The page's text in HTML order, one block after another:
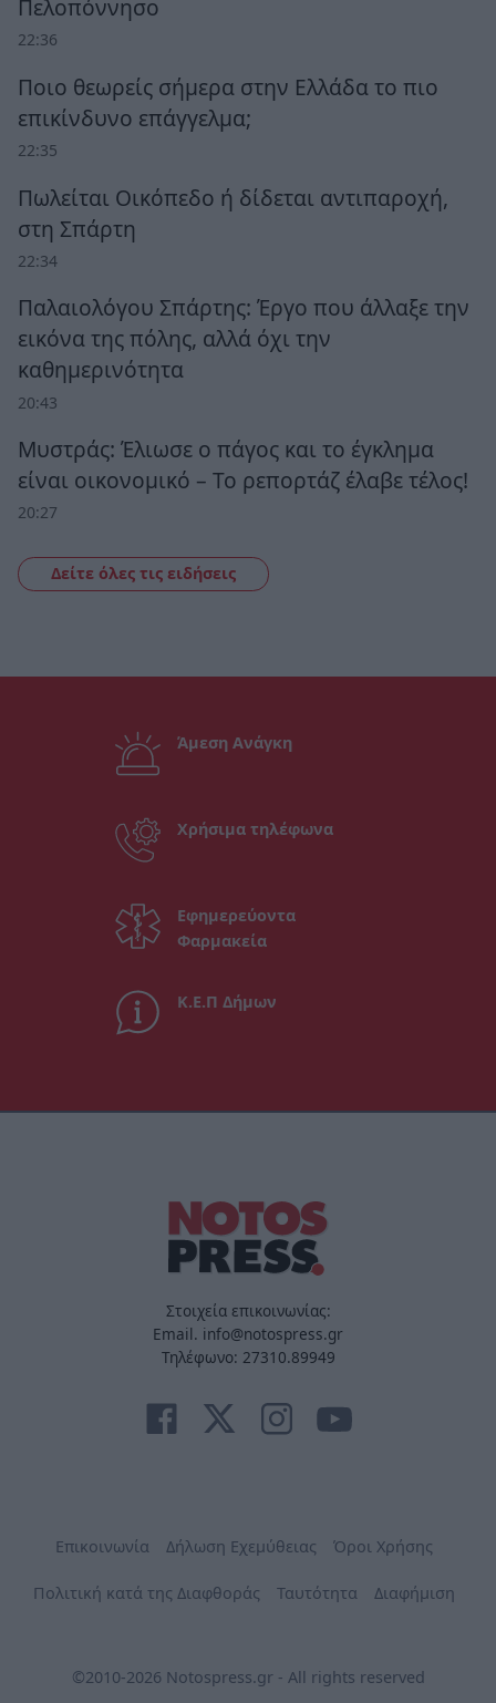
Πελοπόννησο
22:36
Ποιο θεωρείς σήμερα στην Ελλάδα το πιο
επικίνδυνο επάγγελμα;
22:35
Πωλείται Οικόπεδο ή δίδεται αντιπαροχή,
στη Σπάρτη
22:34
Παλαιολόγου Σπάρτης: Έργο που άλλαξε την
εικόνα της πόλης, αλλά όχι την
καθημερινότητα
20:43
Μυστράς: Έλιωσε ο πάγος και το έγκλημα
είναι οικονομικό – Το ρεπορτάζ έλαβε τέλος!
20:27
Δείτε όλες τις ειδήσεις
Άμεση Ανάγκη
Χρήσιμα τηλέφωνα
Εφημερεύοντα
Φαρμακεία
Κ.Ε.Π Δήμων
Στοιχεία επικοινωνίας:
Email. info@notospress.gr
Τηλέφωνο: 27310.89949
Επικοινωνία Δήλωση Εχεμύθειας Όροι Χρήσης
Πολιτική κατά της Διαφθοράς Ταυτότητα Διαφήμιση
©2010-2026 Notospress.gr - All rights reserved